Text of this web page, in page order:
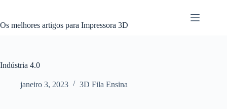
o
Os melhores artigos para Impressora 3D
Indústria 4.0
janeiro 3, 2023 3D Fila Ensina